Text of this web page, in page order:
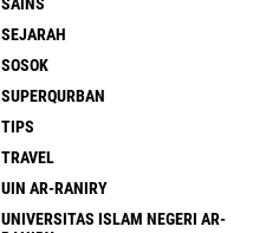
SEJARAH
SOSOK
SUPERQURBAN
TIPS
TRAVEL
UIN AR-RANIRY
UNIVERSITAS ISLAM NEGERI AR-